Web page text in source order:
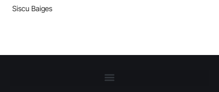
Siscu Baiges